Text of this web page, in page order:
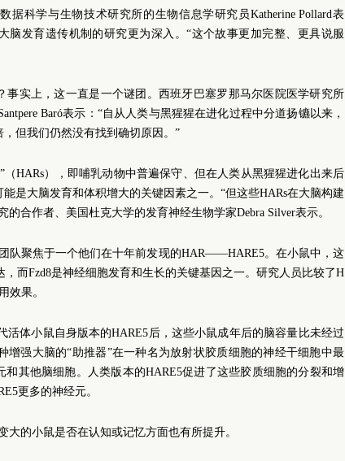
据科学与生物技术研究所的生物信息学研究员Katherine Pollard表
脑发育遗传机制的研究更为深入。“这个故事更加完整、更具说服
事实上，这一直是一个谜团。西班牙巴塞罗那马尔医院医学研究所
Baró表示：“自从人类与黑猩猩在进化过程中分道扬镳以来，
但我们仍然没有找到确切原因。”
HARs），即哺乳动物中普遍保守、但在人类从黑猩猩进化出来后
是大脑发育和体积增大的关键因素之一。“但这些HARs在大脑构建
合作者、美国杜克大学的发育神经生物学家Debra Silver表示。
队聚焦于一个他们在十年前发现的HAR——HARE5。在小鼠中，这
而Fzd8是神经细胞发育和生长的关键基因之一。研究人员比较了H
效果。
活体小鼠自身版本的HARE5后，这些小鼠成年后的脑容量比未经过
增强大脑的“助推器”在一种名为放射状胶质细胞的神经干细胞中最
其他脑细胞。人类版本的HARE5促进了这些胶质细胞的分裂和增
更多的神经元。
大的小鼠是否在认知或记忆方面也有所提升。